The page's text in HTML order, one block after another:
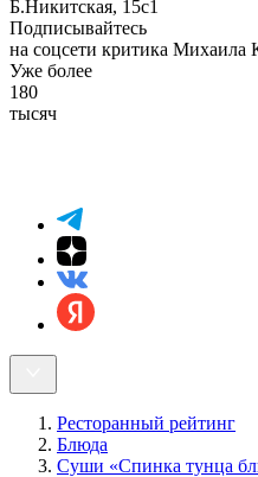
Б.Никитская, 15с1
Подписывайтесь
на соцсети критика Михаила
Уже более
180
тысяч
Ресторанный рейтинг
Блюда
Суши «Спинка тунца